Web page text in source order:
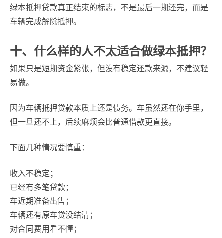
绿本抵押贷款真正结束的标志，不是最后一期还完，而是
车辆完成解除抵押。
十、什么样的人不太适合做绿本抵押？
如果只是短期资金紧张，但没有稳定还款来源，不建议轻
易做。
因为车辆抵押贷款本质上还是债务。车虽然还在你手里，
但一旦还不上，后续麻烦会比普通借款更直接。
下面几种情况要慎重：
收入不稳定；
已经有多笔贷款；
车近期准备出售；
车辆还有原车贷没结清；
对合同费用看不懂；